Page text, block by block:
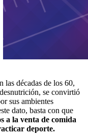
las décadas de los 60,
se convirtió
sus ambientes
dato, basta con que
a la venta de comida
deporte.